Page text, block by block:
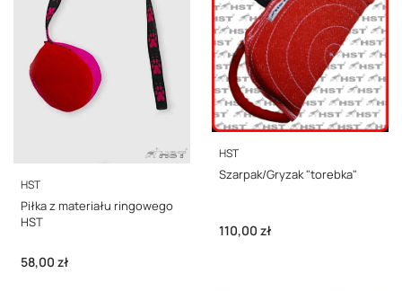
PRODUCENT
HST
Piłka z materiału ringowego
HST
Cena
58,00 zł
PRODUCENT
HST
Szarpak/Gryzak "torebka"
Cena
110,00 zł